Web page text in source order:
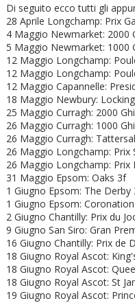
Di seguito ecco tutti gli
28 Aprile Longchamp: Prix
4 Maggio Newmarket: 2000
5 Maggio Newmarket: 1000
12 Maggio Longchamp:
12 Maggio Longchamp:
12 Maggio Capannelle:
18 Maggio Newbury:
25 Maggio Curragh: 2000
26 Maggio Curragh: 1000
26 Maggio Curragh:
26 Maggio Longchamp: Prix
26 Maggio Longchamp: Prix
31 Maggio Epsom: Oaks 3f
1 Giugno Epsom: The Derby
1 Giugno Epsom:
2 Giugno Chantilly: Prix du
9 Giugno San Siro: Gran
16 Giugno Chantilly: Prix de
18 Giugno Royal Ascot:
18 Giugno Royal Ascot:
18 Giugno Royal Ascot: St
19 Giugno Royal Ascot: